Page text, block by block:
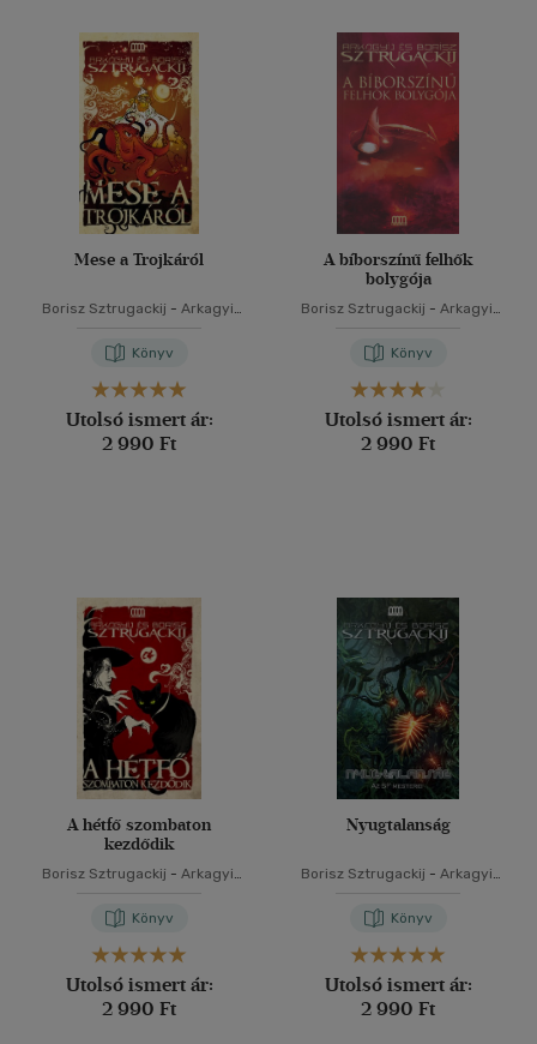
Mese a Trojkáról
Borisz Sztrugackij - Arkagyij
Könyv
Utolsó ismert ár:
2 990 Ft
A bíborszínű felhők
bolygója
Borisz Sztrugackij - Arkagyij
Könyv
Utolsó ismert ár:
2 990 Ft
A hétfő szombaton
kezdődik
Borisz Sztrugackij - Arkagyij
Könyv
Utolsó ismert ár:
2 990 Ft
Nyugtalanság
Borisz Sztrugackij - Arkagyij
Könyv
Utolsó ismert ár:
2 990 Ft